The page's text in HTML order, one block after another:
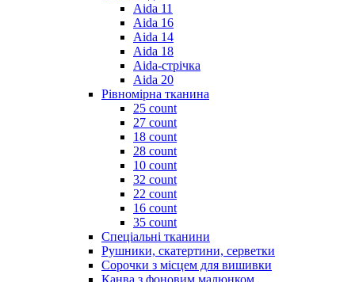
Aida 11
Aida 16
Aida 14
Aida 18
Aida-стрічка
Aida 20
Рівномірна тканина
25 count
27 count
18 count
28 count
10 count
32 count
22 count
16 count
35 count
Спеціальні тканини
Рушники, скатертини, серветки
Сорочки з місцем для вишивки
Канва з фоновим малюнком